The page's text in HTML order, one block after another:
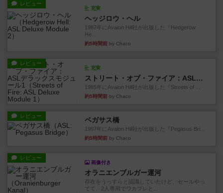
レビュー
充実
ヘッジロウ・ヘル
1987年にAvalon Hill社が出版した『Hedgerow
He...
約5時間前 by Chaco
レビュー
充実
ストリート・オブ・ファイア：ASLデラックスモジュール1
1985年にAvalon Hill社が出版した『Streets of ...
約5時間前 by Chaco
レビュー ペガサス橋
1997年にAvalon Hill社が出版した『Pegasus Bri...
約5時間前 by Chaco
レビュー
画像付き
オラニエンブルガー運河
存在をうっすらと認識していたけど、セールやっ
てて、2人専用でワカプレと...